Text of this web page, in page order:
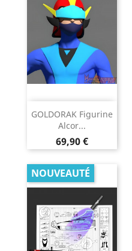
GOLDORAK Figurine
Alcor...
Prix
69,90 €
NOUVEAUTÉ